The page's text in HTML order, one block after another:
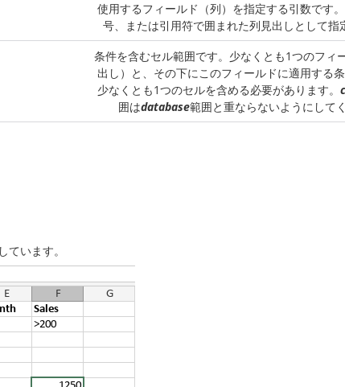
使用するフィールド（列）を指定する引数です
号、または引用符で囲まれた列見出しとして指
条件を含むセル範囲です。少なくとも1つのフィ
出し）と、その下にこのフィールドに適用する
少なくとも1つのセルを含める必要があります。
囲はdatabase範囲と重ならないようにして
います。